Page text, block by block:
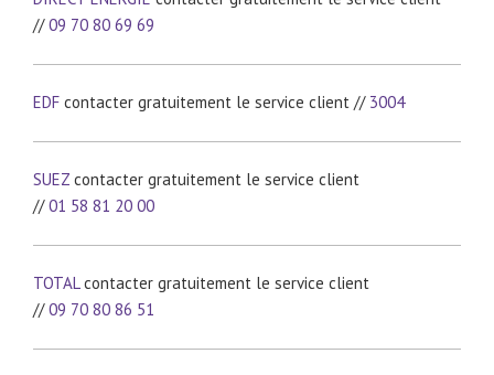
//09 70 80 69 69
EDF contacter gratuitement le service client // 3004
SUEZ contacter gratuitement le service client
//01 58 81 20 00
TOTALcontacter gratuitement le service client
//09 70 80 86 51